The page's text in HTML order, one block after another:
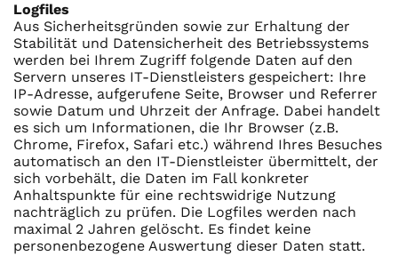
Logfiles
Aus Sicherheitsgründen sowie zur Erhaltung der
Stabilität und Datensicherheit des Betriebssystems
werden bei Ihrem Zugriff folgende Daten auf den
Servern unseres IT-Dienstleisters gespeichert: Ihre
IP-Adresse, aufgerufene Seite, Browser und Referrer
sowie Datum und Uhrzeit der Anfrage. Dabei handelt
es sich um Informationen, die Ihr Browser (z.B.
Chrome, Firefox, Safari etc.) während Ihres Besuches
automatisch an den IT-Dienstleister übermittelt, der
sich vorbehält, die Daten im Fall konkreter
Anhaltspunkte für eine rechtswidrige Nutzung
nachträglich zu prüfen. Die Logfiles werden nach
maximal 2 Jahren gelöscht. Es findet keine
personenbezogene Auswertung dieser Daten statt.